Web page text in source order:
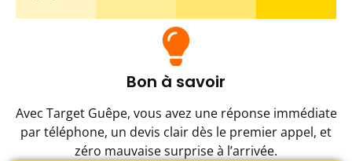
Bon à savoir
Avec Target Guêpe, vous avez une réponse immédiate
par téléphone, un devis clair dès le premier appel, et
zéro mauvaise surprise à l’arrivée.